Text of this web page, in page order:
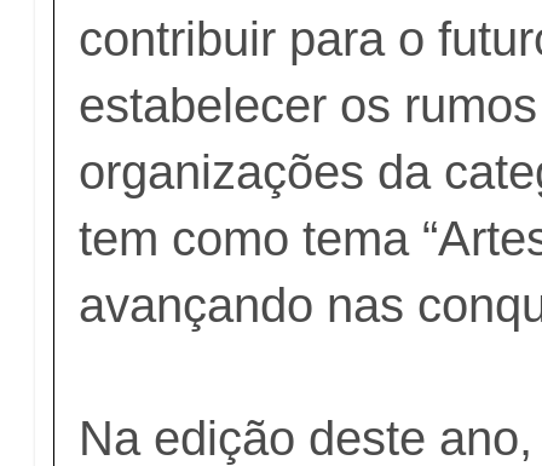
contribuir para o
estabelecer os
organizações da
tem como tema
avançando nas
Na edição deste